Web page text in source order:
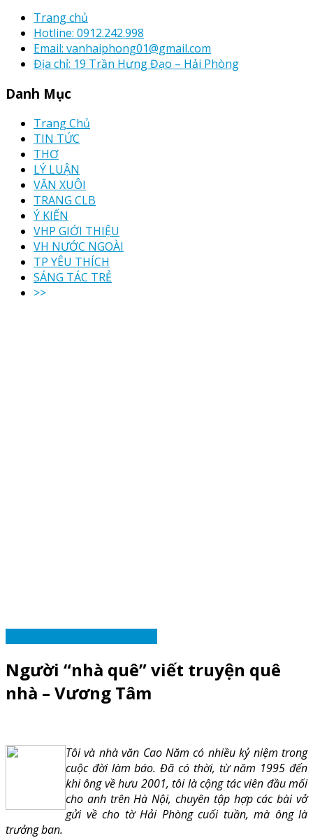
Trang chủ
Hotline: 0912.242.998
Email: vanhaiphong01@gmail.com
Địa chỉ: 19 Trần Hưng Đạo – Hải Phòng
Danh Mục
Trang Chủ
TIN TỨC
THƠ
LÝ LUẬN
VĂN XUÔI
TRANG CLB
Ý KIẾN
VHP GIỚI THIỆU
VH NƯỚC NGOÀI
TP YÊU THÍCH
SÁNG TÁC TRẺ
>>
Người “nhà quê” viết truyện quê
nhà – Vương Tâm
Tôi và nhà văn Cao Năm có nhiều kỷ niệm trong
cuộc đời làm báo. Đã có thời, từ năm 1995 đến
khi ông về hưu 2001, tôi là cộng tác viên đầu mối
cho anh trên Hà Nội, chuyên tập hợp các bài vở
gửi về cho tờ Hải Phòng cuối tuần, mà ông là
trưởng ban.